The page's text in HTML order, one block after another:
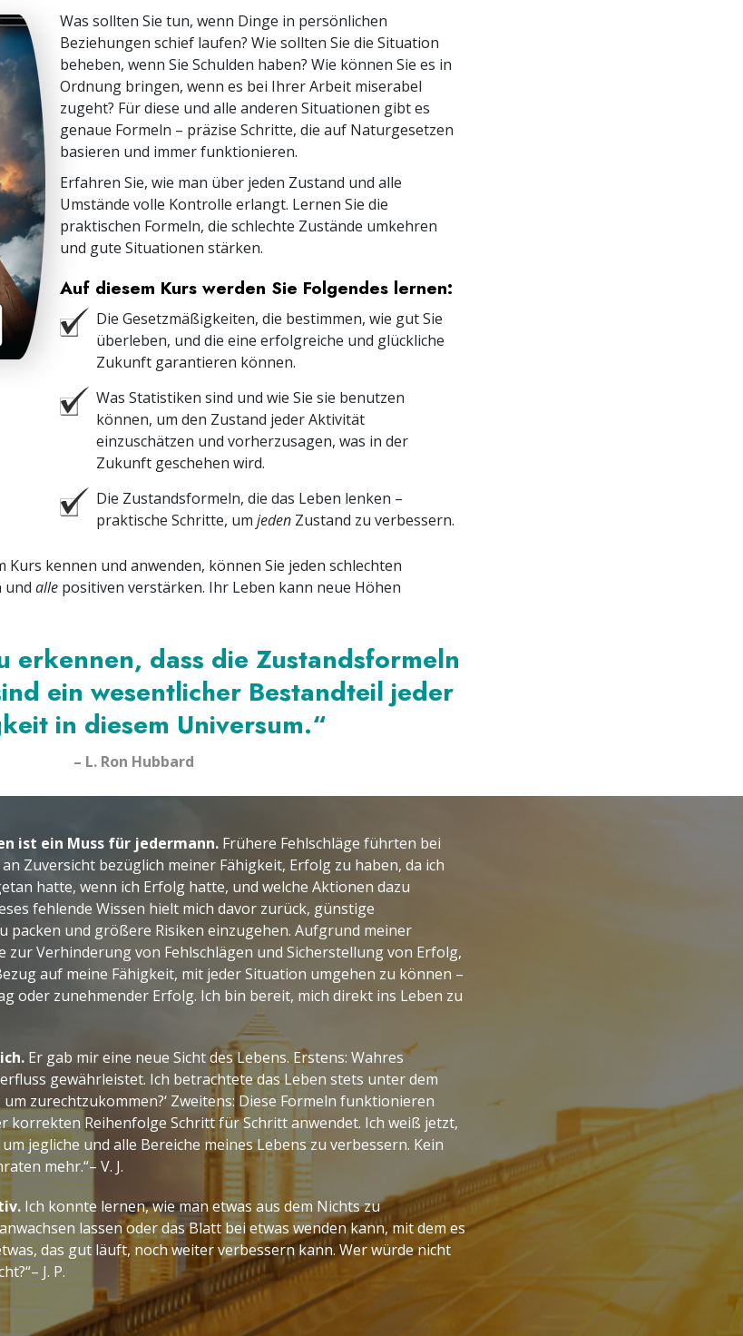
Was sollten Sie tun, wenn Dinge in persönlichen
Beziehungen schief laufen? Wie sollten Sie die Situation
beheben, wenn Sie Schulden haben? Wie können Sie es in
Ordnung bringen, wenn es bei Ihrer Arbeit miserabel
zugeht? Für diese und alle anderen Situationen gibt es
genaue Formeln – präzise Schritte, die auf Naturgesetzen
basieren und immer funktionieren.
Erfahren Sie, wie man über jeden Zustand und alle
Umstände volle Kontrolle erlangt. Lernen Sie die
praktischen Formeln, die schlechte Zustände umkehren
und gute Situationen stärken.
Auf diesem Kurs werden Sie Folgendes lernen:
Die Gesetzmäßigkeiten, die bestimmen, wie gut Sie
überleben, und die eine erfolgreiche und glückliche
Zukunft garantieren können.
Was Statistiken sind und wie Sie sie benutzen
können, um den Zustand jeder Aktivität
einzuschätzen und vorherzusagen, was in der
Zukunft geschehen wird.
Die Zustandsformeln, die das Leben lenken –
praktische Schritte, um jeden Zustand zu verbessern.
Kurs kennen und anwenden, können Sie jeden schlechten
und alle positiven verstärken. Ihr Leben kann neue Höhen
erkennen, dass die Zustandsformeln
ein wesentlicher Bestandteil jeder
in diesem Universum.“
– L. Ron Hubbard
ist ein Muss für jedermann. Frühere Fehlschläge führten bei
Zuversicht bezüglich meiner Fähigkeit, Erfolg zu haben, da ich
hatte, wenn ich Erfolg hatte, und welche Aktionen dazu
fehlende Wissen hielt mich davor zurück, günstige
packen und größere Risiken einzugehen. Aufgrund meiner
zur Verhinderung von Fehlschlägen und Sicherstellung von Erfolg,
auf meine Fähigkeit, mit jeder Situation umgehen zu können –
oder zunehmender Erfolg. Ich bin bereit, mich direkt ins Leben zu
Er gab mir eine neue Sicht des Lebens. Erstens: Wahres
gewährleistet. Ich betrachtete das Leben stets unter dem
um zurechtzukommen?‘ Zweitens: Diese Formeln funktionieren
korrekten Reihenfolge Schritt für Schritt anwendet. Ich weiß jetzt,
jegliche und alle Bereiche meines Lebens zu verbessern. Kein
mehr.“– V. J.
Ich konnte lernen, wie man etwas aus dem Nichts zu
lassen oder das Blatt bei etwas wenden kann, mit dem es
das gut läuft, noch weiter verbessern kann. Wer würde nicht
– J. P.